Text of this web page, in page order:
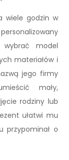
wiele godzin w
model
materiałów i
jego firmy
mały,
rodziny lub
ułatwi mu
przypominał o